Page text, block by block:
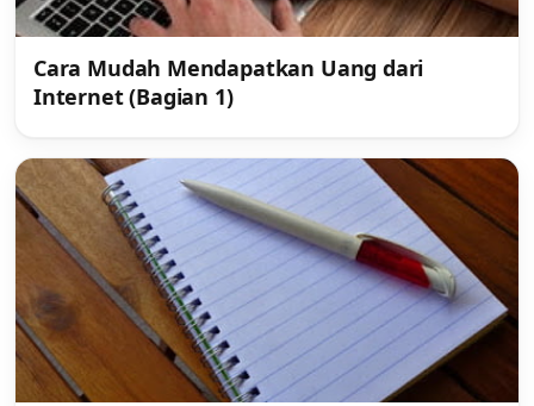
Cara Mudah Mendapatkan Uang dari
Internet (Bagian 1)